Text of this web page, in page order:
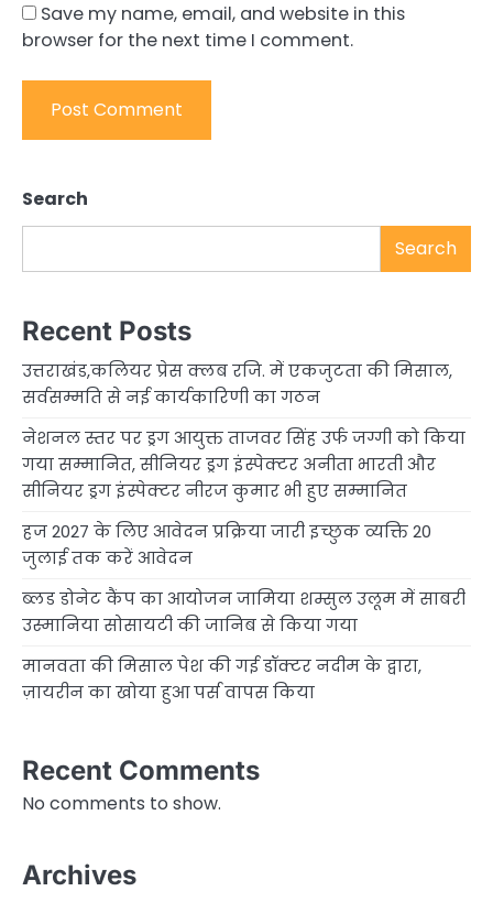
Save my name, email, and website in this
browser for the next time I comment.
Search
Search
Recent Posts
उत्तराखंड,कलियर प्रेस क्लब रजि. में एकजुटता की मिसाल,
सर्वसम्मति से नई कार्यकारिणी का गठन
नेशनल स्तर पर ड्रग आयुक्त ताजवर सिंह उर्फ जग्गी को किया
गया सम्मानित, सीनियर ड्रग इंस्पेक्टर अनीता भारती और
सीनियर ड्रग इंस्पेक्टर नीरज कुमार भी हुए सम्मानित
हज 2027 के लिए आवेदन प्रक्रिया जारी इच्छुक व्यक्ति 20
जुलाई तक करें आवेदन
ब्लड डोनेट कैंप का आयोजन जामिया शम्सुल उलूम में साबरी
उस्मानिया सोसायटी की जानिब से किया गया
मानवता की मिसाल पेश की गई डॉक्टर नदीम के द्वारा,
ज़ायरीन का खोया हुआ पर्स वापस किया
Recent Comments
No comments to show.
Archives